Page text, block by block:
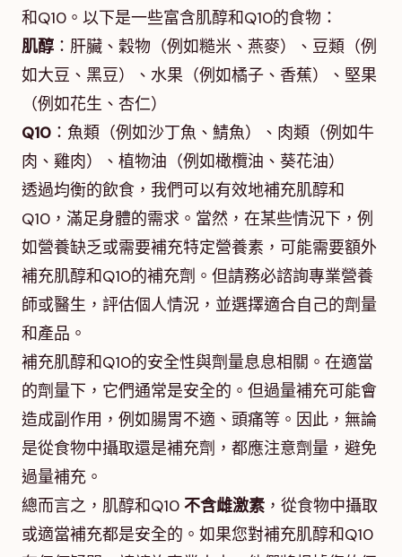
和Q10。以下是一些富含肌醇和Q10的食物：
肌醇 ：肝臟、穀物（例如糙米、燕麥）、豆類（例
如大豆、黑豆）、水果（例如橘子、香蕉）、堅果
（例如花生、杏仁）
Q10 ：魚類（例如沙丁魚、鯖魚）、肉類（例如牛
肉、雞肉）、植物油（例如橄欖油、葵花油）
透過均衡的飲食，我們可以有效地補充肌醇和
Q10，滿足身體的需求。當然，在某些情況下，例
如營養缺乏或需要補充特定營養素，可能需要額外
補充肌醇和Q10的補充劑。但請務必諮詢專業營養
師或醫生，評估個人情況，並選擇適合自己的劑量
和產品。
補充肌醇和Q10的安全性與劑量息息相關。在適當
的劑量下，它們通常是安全的。但過量補充可能會
造成副作用，例如腸胃不適、頭痛等。因此，無論
是從食物中攝取還是補充劑，都應注意劑量，避免
過量補充。
總而言之，肌醇和Q10 不含雌激素 ，從食物中攝取
或適當補充都是安全的。如果您對補充肌醇和Q10